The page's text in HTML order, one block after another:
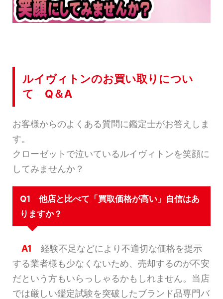
ルイヴィトンのお買い取りについ
て Q＆A
お客様からのよくある質問に鑑定士がお答えしま
す。
クローゼットで泣いているルイヴィトンを笑顔に
してみませんか？
Q1 他店と比べて「買取価格が高い」自信はあ
りますか？
A1 経験不足などにより不適切な価格を提示
する業者様も少なくないため、売却するのが不安
だという方もいらっしゃるかもしれません。当店
では厳しい鑑定試験を突破したブランド品専門バ